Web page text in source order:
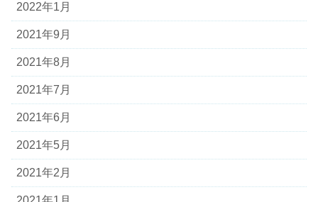
2022年1月
2021年9月
2021年8月
2021年7月
2021年6月
2021年5月
2021年2月